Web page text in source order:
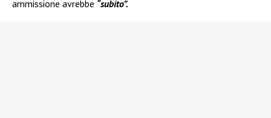
ammissione avrebbe “subito”.